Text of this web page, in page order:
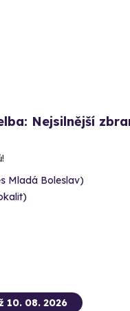
Nejsilnější
Mladá Boleslav)
10. 08. 2026